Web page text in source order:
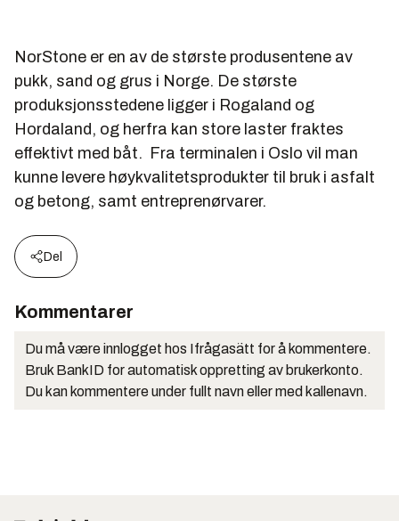
NorStone er en av de største produsentene av
pukk, sand og grus i Norge. De største
produksjonsstedene ligger i Rogaland og
Hordaland, og herfra kan store laster fraktes
effektivt med båt. Fra terminalen i Oslo vil man
kunne levere høykvalitetsprodukter til bruk i asfalt
og betong, samt entreprenørvarer.
Del
Kommentarer
Du må være innlogget hos Ifrågasätt for å kommentere.
Bruk BankID for automatisk oppretting av brukerkonto.
Du kan kommentere under fullt navn eller med kallenavn.